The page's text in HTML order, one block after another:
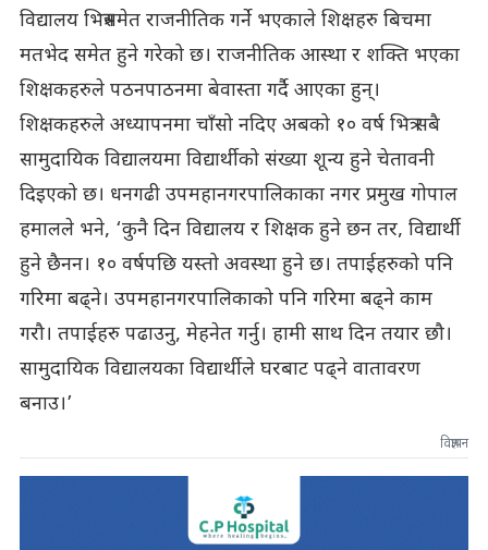
विद्यालय भित्रसमेत राजनीतिक गर्ने भएकाले शिक्षहरु बिचमा
मतभेद समेत हुने गरेको छ। राजनीतिक आस्था र शक्ति भएका
शिक्षकहरुले पठनपाठनमा बेवास्ता गर्दै आएका हुन्।
शिक्षकहरुले अध्यापनमा चाँसो नदिए अबको १० वर्ष भित्र सबै
सामुदायिक विद्यालयमा विद्यार्थीको संख्या शून्य हुने चेतावनी
दिइएको छ। धनगढी उपमहानगरपालिकाका नगर प्रमुख गोपाल
हमालले भने, ‘कुनै दिन विद्यालय र शिक्षक हुने छन तर, विद्यार्थी
हुने छैनन। १० वर्षपछि यस्तो अवस्था हुने छ। तपाईहरुको पनि
गरिमा बढ्ने। उपमहानगरपालिकाको पनि गरिमा बढ्ने काम
गरौ। तपाईहरु पढाउनु, मेहनेत गर्नु। हामी साथ दिन तयार छौ।
सामुदायिक विद्यालयका विद्यार्थीले घरबाट पढ्ने वातावरण
बनाउ।’
विज्ञापन